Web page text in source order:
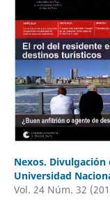
Nexos.
Universidad
Vol. 24 Núm. 32